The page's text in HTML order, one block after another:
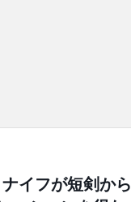
イフが短剣から